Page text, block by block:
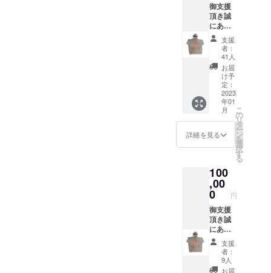
信
御支援
頂き誠
にあり
がとう
ござい
ます。
リター
ン品は
こちら
になり
ます。
1. 特製
パー
カー
（グ
シャツ
（ライ
トグ
レーま
たはラ
イトピ
ンク) 3.
限定動
画配信
支援
者：
41人
お届
け予
定：
2023
年01
月
詳細を見る
こ
の
リ
タ
ー
ン
を
選
択
す
る
100
,00
0 円
御支援
頂き誠
にあり
がとう
ござい
ます。
リター
支援
者：
9人
お届